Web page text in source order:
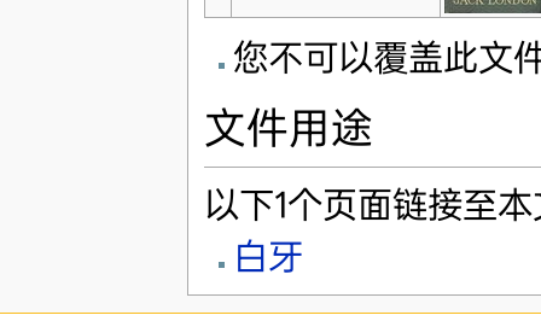
您不可以覆盖此文
文件用途
以下1个页面链接至
白牙